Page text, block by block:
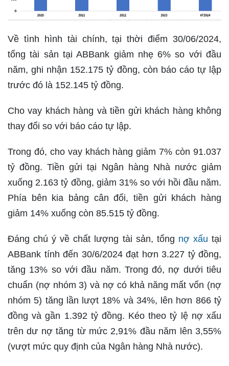
Về tình hình tài chính, tại thời điểm 30/06/2024,
tổng tài sản tại ABBank giảm nhẹ 6% so với đầu
năm, ghi nhận 152.175 tỷ đồng, còn báo cáo tự lập
trước đó là 152.145 tỷ đồng.
Cho vay khách hàng và tiền gửi khách hàng không
thay đổi so với báo cáo tự lập.
Trong đó, cho vay khách hàng giảm 7% còn 91.037
tỷ đồng. Tiền gửi tại Ngân hàng Nhà nước giảm
xuống 2.163 tỷ đồng, giảm 31% so với hồi đầu năm.
Phía bên kia bảng cân đối, tiền gửi khách hàng
giảm 14% xuống còn 85.515 tỷ đồng.
Đáng chú ý về chất lượng tài sản, tổng nợ xấutại
ABBank tính đến 30/6/2024 đạt hơn 3.227 tỷ đồng,
tăng 13% so với đầu năm. Trong đó, nợ dưới tiêu
chuẩn (nợ nhóm 3) và nợ có khả năng mất vốn (nợ
nhóm 5) tăng lần lượt 18% và 34%, lên hơn 866 tỷ
đồng và gần 1.392 tỷ đồng. Kéo theo tỷ lệ nợ xấu
trên dư nợ tăng từ mức 2,91% đầu năm lên 3,55%
(vượt mức quy định của Ngân hàng Nhà nước).